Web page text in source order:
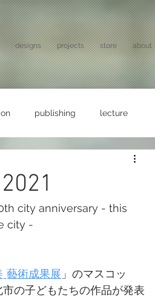
designs projects store about
publishing lecture
city anniversary - this
city -
藝術成果展 」のマスコッ
の子どもたちの作品が発表